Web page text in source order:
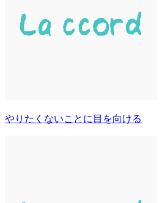
やりたくないことに目を向ける